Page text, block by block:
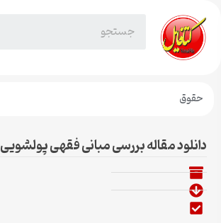
حقوق
دانلود مقاله بررسی مبانی فقهی پولشویی